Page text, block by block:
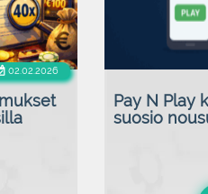
02.02.2026
Pay N Play
suosio